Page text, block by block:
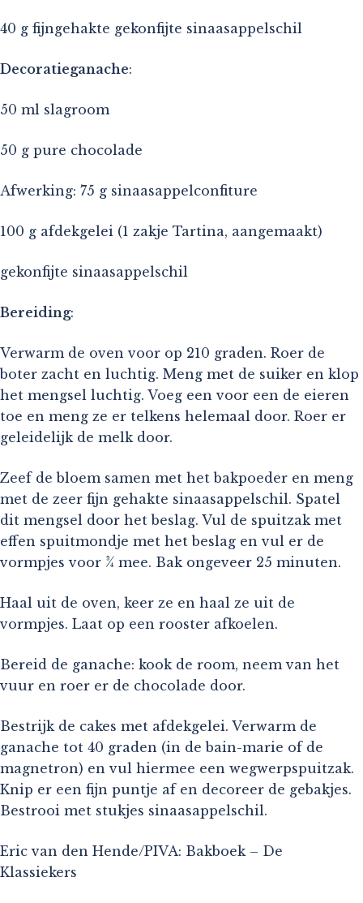
40 g fijngehakte gekonfijte sinaasappelschil
Decoratieganache:
50 ml slagroom
50 g pure chocolade
Afwerking: 75 g sinaasappelconfiture
100 g afdekgelei (1 zakje Tartina, aangemaakt)
gekonfijte sinaasappelschil
Bereiding:
Verwarm de oven voor op 210 graden. Roer de
boter zacht en luchtig. Meng met de suiker en klop
het mengsel luchtig. Voeg een voor een de eieren
toe en meng ze er telkens helemaal door. Roer er
geleidelijk de melk door.
Zeef de bloem samen met het bakpoeder en meng
met de zeer fijn gehakte sinaasappelschil. Spatel
dit mengsel door het beslag. Vul de spuitzak met
effen spuitmondje met het beslag en vul er de
vormpjes voor ¾ mee. Bak ongeveer 25 minuten.
Haal uit de oven, keer ze en haal ze uit de
vormpjes. Laat op een rooster afkoelen.
Bereid de ganache: kook de room, neem van het
vuur en roer er de chocolade door.
Bestrijk de cakes met afdekgelei. Verwarm de
ganache tot 40 graden (in de bain-marie of de
magnetron) en vul hiermee een wegwerpspuitzak.
Knip er een fijn puntje af en decoreer de gebakjes.
Bestrooi met stukjes sinaasappelschil.
Eric van den Hende/PIVA: Bakboek – De
Klassiekers